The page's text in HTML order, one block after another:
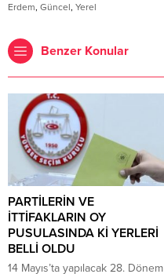
Erdem, Güncel, Yerel
Benzer Konular
PARTİLERİN VE
İTTİFAKLARIN OY
PUSULASINDA Kİ YERLERİ
BELLİ OLDU
14 Mayıs’ta yapılacak 28. Dönem